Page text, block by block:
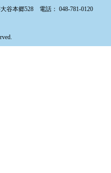
谷本郷528 電話： 048-781-0120